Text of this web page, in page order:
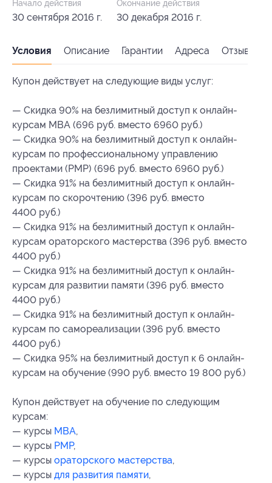
Начало действия
30 сентября 2016 г.
Окончание действия
30 декабря 2016 г.
Условия Описание Гарантии Адреса Отзывы
Купон действует на следующие виды услуг:
— Скидка 90% на безлимитный доступ к онлайн-
курсам MBA (696 руб. вместо 6960 руб.)
— Скидка 90% на безлимитный доступ к онлайн-
курсам по профессиональному управлению
проектами (PMP) (696 руб. вместо 6960 руб.)
— Скидка 91% на безлимитный доступ к онлайн-
курсам по скорочтению (396 руб. вместо
4400 руб.)
— Скидка 91% на безлимитный доступ к онлайн-
курсам ораторского мастерства (396 руб. вместо
4400 руб.)
— Скидка 91% на безлимитный доступ к онлайн-
курсам для развитии памяти (396 руб. вместо
4400 руб.)
— Скидка 91% на безлимитный доступ к онлайн-
курсам по самореализации (396 руб. вместо
4400 руб.)
— Скидка 95% на безлимитный доступ к 6 онлайн-
курсам на обучение (990 руб. вместо 19 800 руб.)
Купон действует на обучение по следующим
курсам:
— курсы MBA,
— курсы PMP,
— курсы ораторского мастерства,
— курсы для развития памяти,